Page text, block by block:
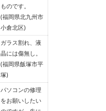
ものです。
(福岡県北九州市
小倉北区)
ガラス割れ、液
晶には傷無し。
(福岡県飯塚市平
塚)
パソコンの修理
をお願いしたい